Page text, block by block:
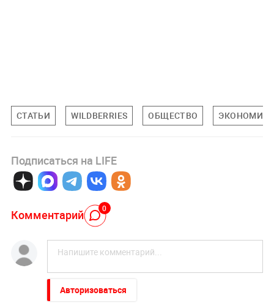
СТАТЬИ WILDBERRIES ОБЩЕСТВО ЭКОНОМИКА
Подписаться на LIFE
Комментарий 0
Авторизоваться